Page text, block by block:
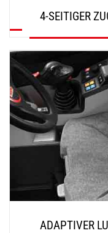
4-SEITIGER
ENTDECKEN
ADAPTIVER